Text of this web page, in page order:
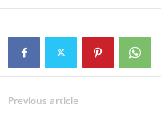
Previous article